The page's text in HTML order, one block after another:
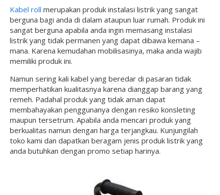
Kabel roll merupakan produk instalasi listrik yang sangat
berguna bagi anda di dalam ataupun luar rumah. Produk ini
sangat berguna apabila anda ingin memasang instalasi
listrik yang tidak permanen yang dapat dibawa kemana –
mana. Karena kemudahan mobilisasinya, maka anda wajib
memiliki produk ini.
Namun sering kali kabel yang beredar di pasaran tidak
memperhatikan kualitasnya karena dianggap barang yang
remeh. Padahal produk yang tidak aman dapat
membahayakan penggunanya dengan resiko konsleting
maupun tersetrum. Apabila anda mencari produk yang
berkualitas namun dengan harga terjangkau. Kunjungilah
toko kami dan dapatkan beragam jenis produk listrik yang
anda butuhkan dengan promo setiap harinya.